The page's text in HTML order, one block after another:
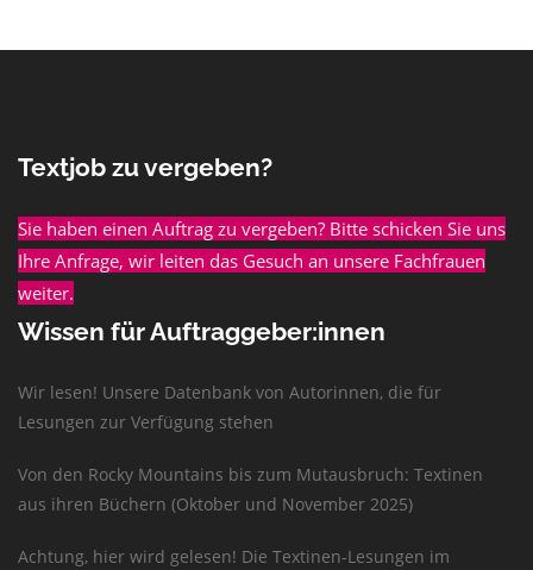
Textjob zu vergeben?
Sie haben einen Auftrag zu vergeben? Bitte schicken Sie uns
Ihre Anfrage, wir leiten das Gesuch an unsere Fachfrauen
weiter.
Wissen für Auftraggeber:innen
Wir lesen! Unsere Datenbank von Autorinnen, die für
Lesungen zur Verfügung stehen
Von den Rocky Mountains bis zum Mutausbruch: Textinen
aus ihren Büchern (Oktober und November 2025)
Achtung, hier wird gelesen! Die Textinen-Lesungen im